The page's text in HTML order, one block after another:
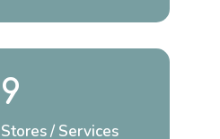
9
Stores / Services